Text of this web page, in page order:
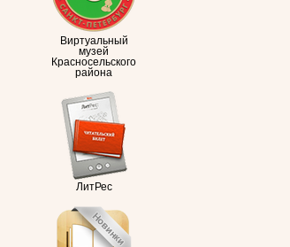
Виртуальный
музей
Красносельского
района
ЛитРес